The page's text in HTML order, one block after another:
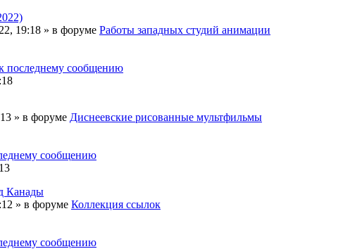
19:18 » в форуме Работы западных студий анимации
последнему сообщению
» в форуме Диснеевские рисованные мультфильмы
сообщению
Канады
» в форуме Коллекция ссылок
сообщению